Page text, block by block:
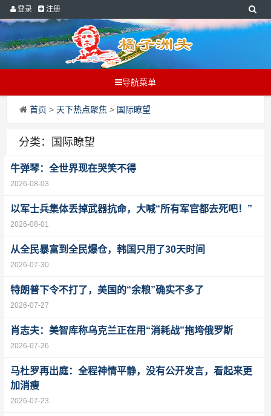
登录 注册
导航菜单
首页 > 天下热点聚焦 > 国际瞭望
分类：国际瞭望
牛弹琴：全世界现在哭笑不得
2026-08-03
以军士兵集体丢掉武器抗命，大喊“所有军官都去死吧！”
2026-08-01
从全民暴富到全民爆仓，韩国只用了30天时间
2026-07-30
特朗普下令不打了，美国的“余粮”确实不多了
2026-07-27
肖志夫：美智库称乌克兰正在用“消耗战”拖垮俄罗斯
2026-07-26
马杜罗再出庭：全程神情平静，没有公开发言，看起来更
加消瘦
2026-07-23